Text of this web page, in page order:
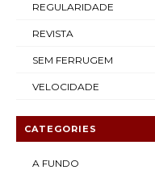
REGULARIDADE
REVISTA
SEM FERRUGEM
VELOCIDADE
CATEGORIES
A FUNDO